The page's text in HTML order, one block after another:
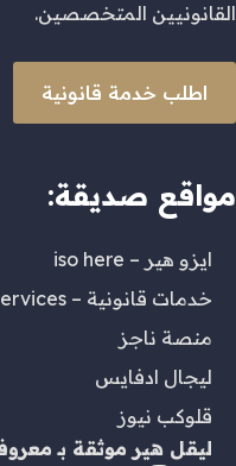
القانونيين المتخصصين.
اطلب خدمة قانونية
مواقع صديقة:
ايزو هير – iso here
خدمات قانونية – legal services
منصة ناجز
ليجال ادفايس
قلوكب نيوز
ليقل هير موثقة بـ